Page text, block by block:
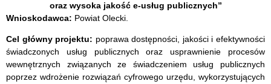
oraz wysoka jakość e-usług publicznych”
Wnioskodawca: Powiat Olecki.
Cel główny projektu: poprawa dostępności, jakości i efektywności
świadczonych usług publicznych oraz usprawnienie procesów
wewnętrznych związanych ze świadczeniem usług publicznych
poprzez wdrożenie rozwiązań cyfrowego urzędu, wykorzystujących